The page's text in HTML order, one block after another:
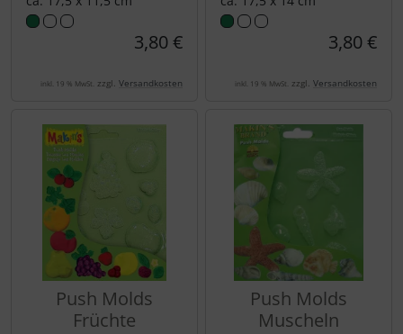
3,80 €
inkl. 19 % MwSt. zzgl. Versandkosten
3,80 €
inkl. 19 % MwSt. zzgl. Versandkosten
Push Molds
Früchte
Push Molds
Muscheln